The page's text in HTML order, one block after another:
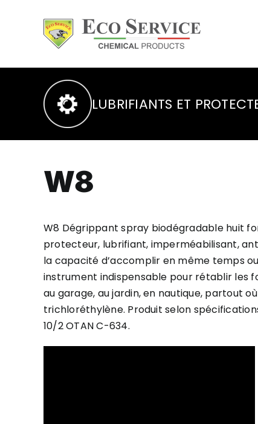
LUBRIFIANTS ET
W8
W8 Dégrippant spray biodégradable huit
protecteur, lubrifiant, imperméabilisant,
la capacité d’accomplir en même temps
instrument indispensable pour rétablir les
au garage, au jardin, en nautique, partout
trichloréthylène. Produit selon spécifications
10/2 OTAN C-634.